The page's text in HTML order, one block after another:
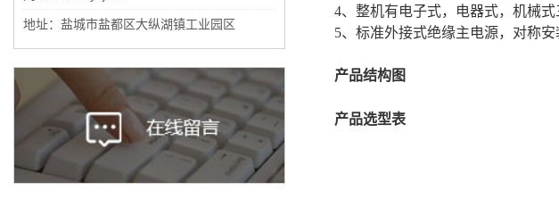
地址：盐城市盐都区大纵湖镇工业园区
4、整机有电子式，电器式，机械
5、标准外接式绝缘主电源，对称
产品结构图
产品选型表